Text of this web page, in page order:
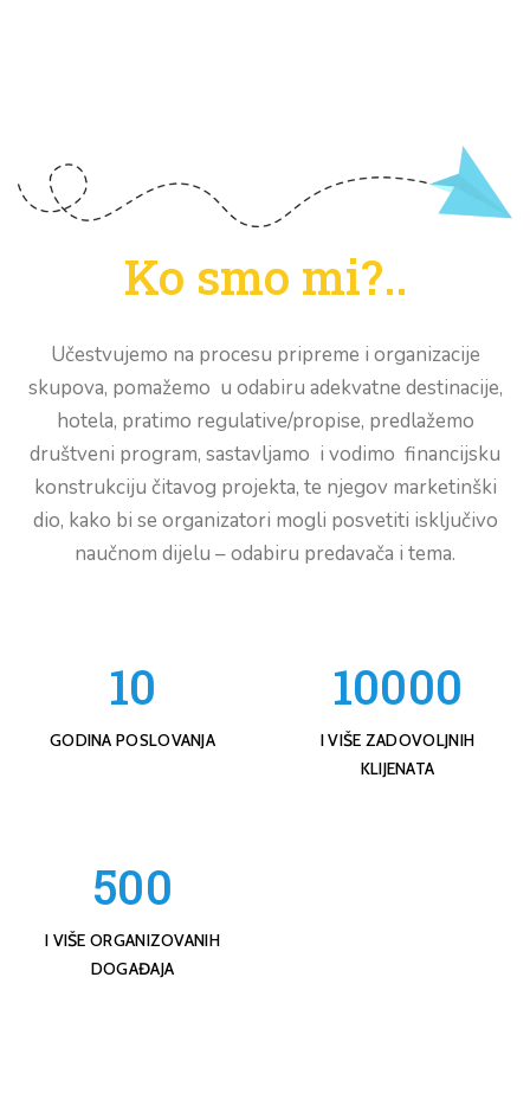
Ko smo mi?..
Učestvujemo na procesu pripreme i organizacije
skupova, pomažemo u odabiru adekvatne destinacije,
hotela, pratimo regulative/propise, predlažemo
društveni program, sastavljamo i vodimo financijsku
konstrukciju čitavog projekta, te njegov marketinški
dio, kako bi se organizatori mogli posvetiti isključivo
naučnom dijelu – odabiru predavača i tema.
10
GODINA POSLOVANJA
10000
I VIŠE ZADOVOLJNIH
KLIJENATA
500
I VIŠE ORGANIZOVANIH
DOGAĐAJA